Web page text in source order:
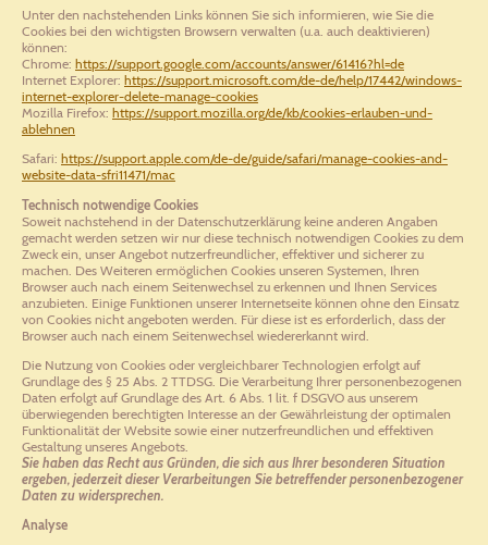
Unter den nachstehenden Links können Sie sich informieren, wie Sie die
Cookies bei den wichtigsten Browsern verwalten (u.a. auch deaktivieren)
können:
Chrome: https://support.google.com/accounts/answer/61416?hl=de
Internet Explorer: https://support.microsoft.com/de-de/help/17442/windows-
internet-explorer-delete-manage-cookies
Mozilla Firefox: https://support.mozilla.org/de/kb/cookies-erlauben-und-
ablehnen
Safari: https://support.apple.com/de-de/guide/safari/manage-cookies-and-
website-data-sfri11471/mac
Technisch notwendige Cookies
Soweit nachstehend in der Datenschutzerklärung keine anderen Angaben
gemacht werden setzen wir nur diese technisch notwendigen Cookies zu dem
Zweck ein, unser Angebot nutzerfreundlicher, effektiver und sicherer zu
machen. Des Weiteren ermöglichen Cookies unseren Systemen, Ihren
Browser auch nach einem Seitenwechsel zu erkennen und Ihnen Services
anzubieten. Einige Funktionen unserer Internetseite können ohne den Einsatz
von Cookies nicht angeboten werden. Für diese ist es erforderlich, dass der
Browser auch nach einem Seitenwechsel wiedererkannt wird.
Die Nutzung von Cookies oder vergleichbarer Technologien erfolgt auf
Grundlage des § 25 Abs. 2 TTDSG. Die Verarbeitung Ihrer personenbezogenen
Daten erfolgt auf Grundlage des Art. 6 Abs. 1 lit. f DSGVO aus unserem
überwiegenden berechtigten Interesse an der Gewährleistung der optimalen
Funktionalität der Website sowie einer nutzerfreundlichen und effektiven
Gestaltung unseres Angebots.
Sie haben das Recht aus Gründen, die sich aus Ihrer besonderen Situation
ergeben, jederzeit dieser Verarbeitungen Sie betreffender personenbezogener
Daten zu widersprechen.
Analyse